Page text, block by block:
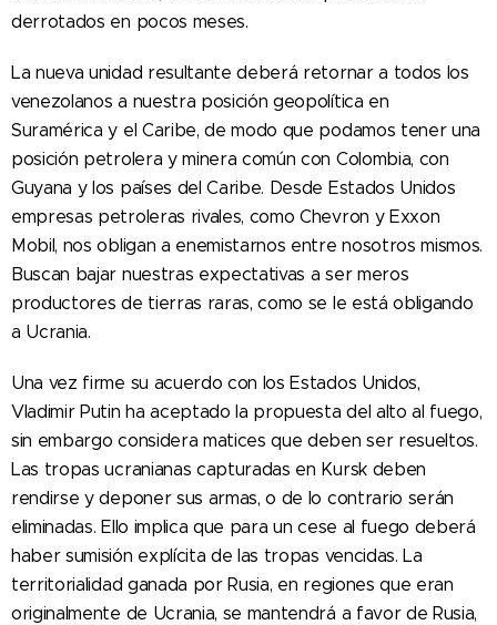
derrotados en pocos meses.
La nueva unidad resultante deberá retornar a todos los
venezolanos a nuestra posición geopolítica en
Suramérica y el Caribe, de modo que podamos tener una
posición petrolera y minera común con Colombia, con
Guyana y los países del Caribe. Desde Estados Unidos
empresas petroleras rivales, como Chevron y Exxon
Mobil, nos obligan a enemistarnos entre nosotros mismos.
Buscan bajar nuestras expectativas a ser meros
productores de tierras raras, como se le está obligando
a Ucrania.
Una vez firme su acuerdo con los Estados Unidos,
Vladimir Putin ha aceptado la propuesta del alto al fuego,
sin embargo considera matices que deben ser resueltos.
Las tropas ucranianas capturadas en Kursk deben
rendirse y deponer sus armas, o de lo contrario serán
eliminadas. Ello implica que para un cese al fuego deberá
haber sumisión explícita de las tropas vencidas. La
territorialidad ganada por Rusia, en regiones que eran
originalmente de Ucrania, se mantendrá a favor de Rusia,